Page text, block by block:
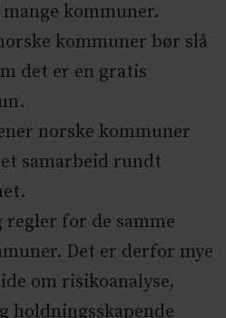
kommuner.
kommuner bør slå
det er en gratis
norske kommuner
samarbeid rundt
regler for de samme
Det er derfor mye
om risikoanalyse,
holdningsskapende